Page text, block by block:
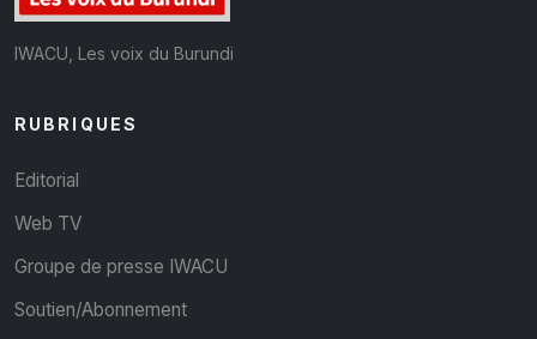
IWACU, Les voix du Burundi
RUBRIQUES
Editorial
Web TV
Groupe de presse IWACU
Soutien/Abonnement